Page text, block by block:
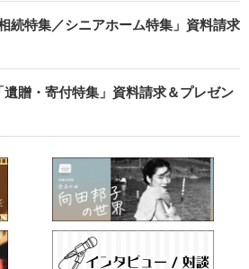
続特集／シニアホーム特集」資料請求
贈・寄付特集」資料請求＆プレゼン